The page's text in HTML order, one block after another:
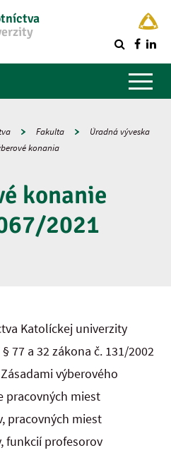
Fakulta
Úradná výveska
konania
konanie
2021
Katolíckej univerzity
77 a 32 zákona č. 131/2002
výberového
pracovných miest
pracovných miest
funkcií profesorov